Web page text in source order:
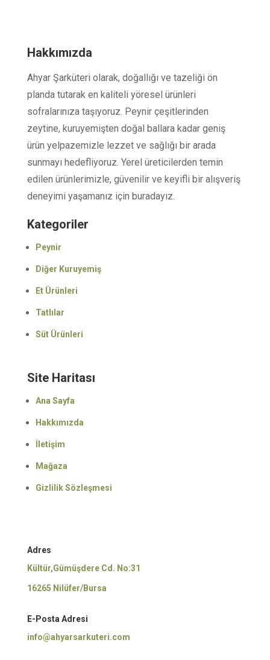
Hakkımızda
Ahyar Şarküteri olarak, doğallığı ve tazeliği ön
planda tutarak en kaliteli yöresel ürünleri
sofralarınıza taşıyoruz. Peynir çeşitlerinden
zeytine, kuruyemişten doğal ballara kadar geniş
ürün yelpazemizle lezzet ve sağlığı bir arada
sunmayı hedefliyoruz. Yerel üreticilerden temin
edilen ürünlerimizle, güvenilir ve keyifli bir alışveriş
deneyimi yaşamanız için buradayız.
Kategoriler
Peynir
Diğer Kuruyemiş
Et Ürünleri
Tatlılar
Süt Ürünleri
Site Haritası
Ana Sayfa
Hakkımızda
İletişim
Mağaza
Gizlilik Sözleşmesi
Adres
Kültür,Gümüşdere Cd. No:31
16265 Nilüfer/Bursa
E-Posta Adresi
info@ahyarsarkuteri.com